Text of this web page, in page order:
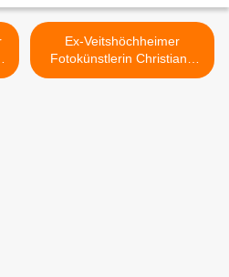
Ex-Veitshöchheimer
Fotokünstlerin Christiane
Feser bei Ausstellung im